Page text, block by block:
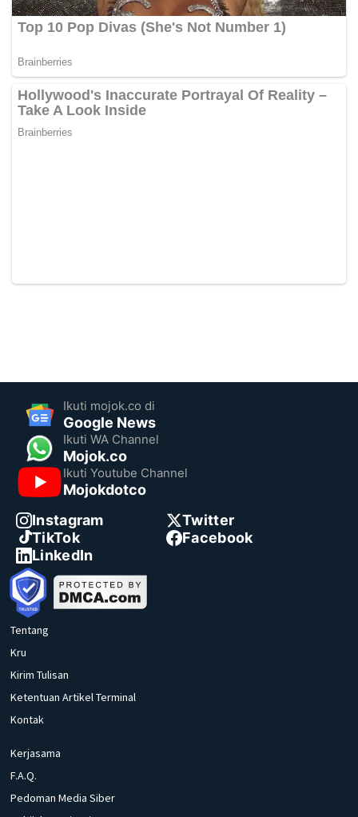
Ikuti mojok.co di
Google News
Ikuti WA Channel
Mojok.co
Ikuti Youtube Channel
Mojokdotco
Instagram
Twitter
TikTok
Facebook
LinkedIn
Tentang
Kru
Kirim Tulisan
Ketentuan Artikel Terminal
Kontak
Kerjasama
F.A.Q.
Pedoman Media Siber